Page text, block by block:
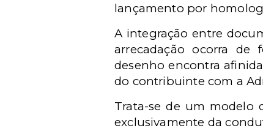
lançamento por
A integração entre
arrecadação ocorra de
desenho encontra
do contribuinte com a
Trata-se de um modelo
exclusivamente da